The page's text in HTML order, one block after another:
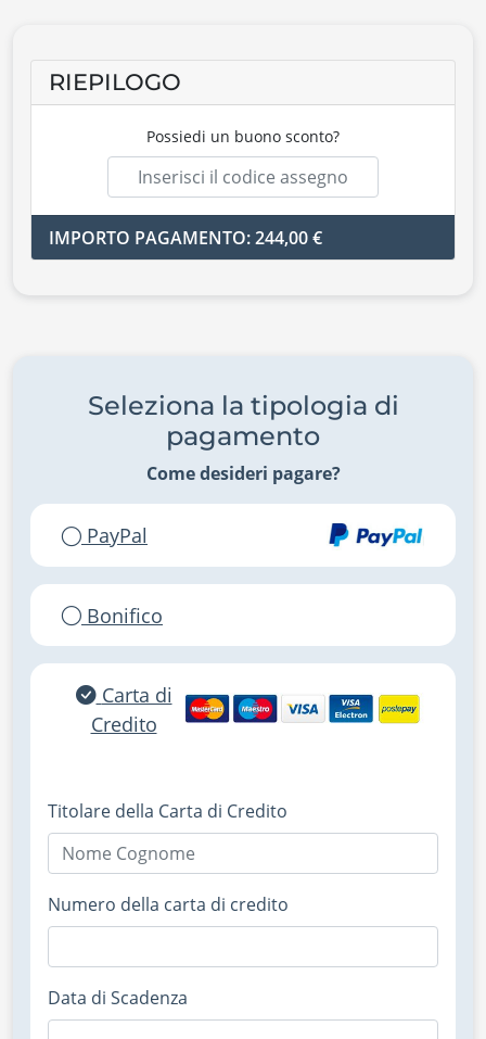
RIEPILOGO
Possiedi un buono sconto?
IMPORTO PAGAMENTO: 244,00 €
Seleziona la tipologia di
pagamento
Come desideri pagare?
PayPal
Bonifico
Carta di
Credito
Titolare della Carta di Credito
Numero della carta di credito
Data di Scadenza